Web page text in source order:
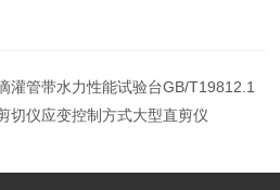
灌管带水力性能试验台GB/T19812.1
切仪应变控制方式大型直剪仪